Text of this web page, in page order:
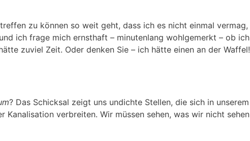
zu können so weit geht, dass ich es nicht einmal vermag,
ich frage mich ernsthaft – minutenlang wohlgemerkt – ob ich
zuviel Zeit. Oder denken Sie – ich hätte einen an der Waffel!
? Das Schicksal zeigt uns undichte Stellen, die sich in unserem
verbreiten. Wir müssen sehen, was wir nicht sehen